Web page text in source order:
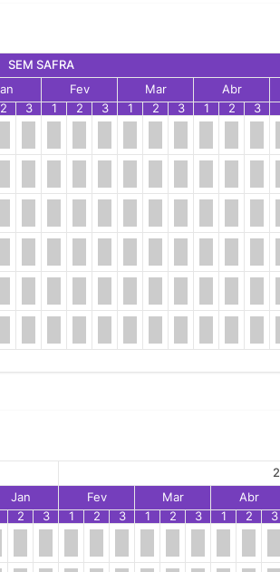
SEM SAFRA
Fev Mar Abr
2 3 1 2 3 1 2 3 1 2 3
Jan Fev Mar Abr
2 3 1 2 3 1 2 3 1 2 3